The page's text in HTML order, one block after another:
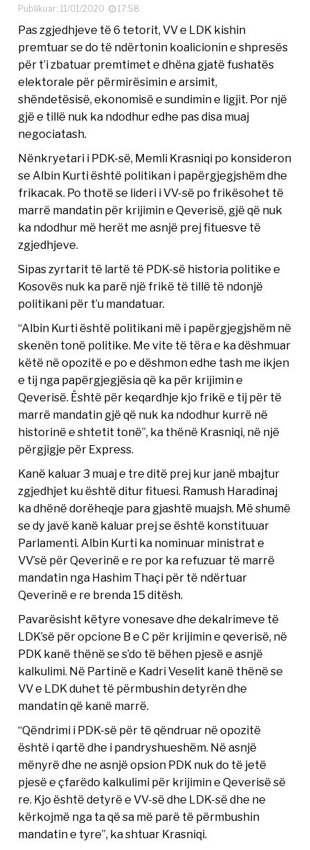
Publikuar: 11/01/2020
17:58
Pas zgjedhjeve të 6 tetorit, VV e LDK kishin
premtuar se do të ndërtonin koalicionin e shpresës
për t’i zbatuar premtimet e dhëna gjatë fushatës
elektorale për përmirësimin e arsimit,
shëndetësisë, ekonomisë e sundimin e ligjit. Por një
gjë e tillë nuk ka ndodhur edhe pas disa muaj
negociatash.
Nënkryetari i PDK-së, Memli Krasniqi po konsideron
se Albin Kurti është politikan i papërgjegjshëm dhe
frikacak. Po thotë se lideri i VV-së po frikësohet të
marrë mandatin për krijimin e Qeverisë, gjë që nuk
ka ndodhur më herët me asnjë prej fituesve të
zgjedhjeve.
Sipas zyrtarit të lartë të PDK-së historia politike e
Kosovës nuk ka parë një frikë të tillë të ndonjë
politikani për t’u mandatuar.
“Albin Kurti është politikani më i papërgjegjshëm në
skenën tonë politike. Me vite të tëra e ka dëshmuar
këtë në opozitë e po e dëshmon edhe tash me ikjen
e tij nga papërgjegjësia që ka për krijimin e
Qeverisë. Është për keqardhje kjo frikë e tij për të
marrë mandatin gjë që nuk ka ndodhur kurrë në
historinë e shtetit tonë”, ka thënë Krasniqi, në një
përgjigje për Express.
Kanë kaluar 3 muaj e tre ditë prej kur janë mbajtur
zgjedhjet ku është ditur fituesi. Ramush Haradinaj
ka dhënë dorëheqje para gjashtë muajsh. Më shumë
se dy javë kanë kaluar prej se është konstituuar
Parlamenti. Albin Kurti ka nominuar ministrat e
VV’së për Qeverinë e re por ka refuzuar të marrë
mandatin nga Hashim Thaçi për të ndërtuar
Qeverinë e re brenda 15 ditësh.
Pavarësisht këtyre vonesave dhe dekalrimeve të
LDK’së për opcione B e C për krijimin e qeverisë, në
PDK kanë thënë se s’do të bëhen pjesë e asnjë
kalkulimi. Në Partinë e Kadri Veselit kanë thënë se
VV e LDK duhet të përmbushin detyrën dhe
mandatin që kanë marrë.
“Qëndrimi i PDK-së për të qëndruar në opozitë
është i qartë dhe i pandryshueshëm. Në asnjë
mënyrë dhe ne asnjë opsion PDK nuk do të jetë
pjesë e çfarëdo kalkulimi për krijimin e Qeverisë së
re. Kjo është detyrë e VV-së dhe LDK-së dhe ne
kërkojmë nga ta që sa më parë të përmbushin
mandatin e tyre”, ka shtuar Krasniqi.